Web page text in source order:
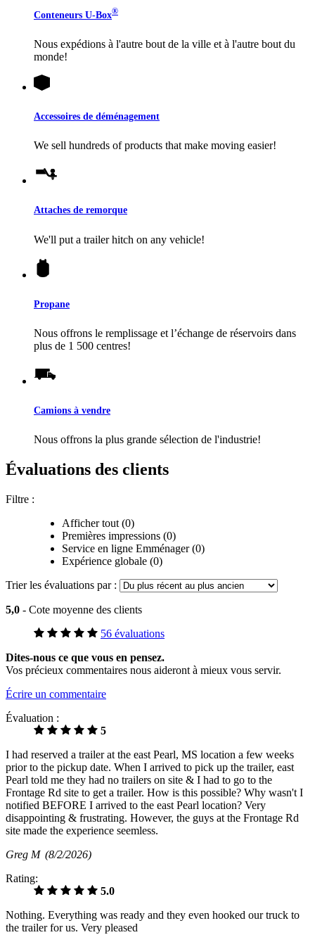
Conteneurs U-Box®
Nous expédions à l'autre bout de la ville et à l'autre bout du
monde!
Accessoires de déménagement
We sell hundreds of products that make moving easier!
Attaches de remorque
We'll put a trailer hitch on any vehicle!
Propane
Nous offrons le remplissage et l’échange de réservoirs dans
plus de 1 500 centres!
Camions à vendre
Nous offrons la plus grande sélection de l'industrie!
Évaluations des clients
Filtre :
Afficher tout (0)
Premières impressions (0)
Service en ligne Emménager (0)
Expérience globale (0)
Trier les évaluations par :
5,0 - Cote moyenne des clients
56 évaluations
Dites-nous ce que vous en pensez.
Vos précieux commentaires nous aideront à mieux vous servir.
Écrire un commentaire
Évaluation :
5
I had reserved a trailer at the east Pearl, MS location a few weeks
prior to the pickup date. When I arrived to pick up the trailer, east
Pearl told me they had no trailers on site & I had to go to the
Frontage Rd site to get a trailer. How is this possible? Why wasn't I
notified BEFORE I arrived to the east Pearl location? Very
disappointing & frustrating. However, the guys at the Frontage Rd
site made the experience seemless.
Greg M (8/2/2026)
Rating:
5.0
Nothing. Everything was ready and they even hooked our truck to
the trailer for us. Very pleased